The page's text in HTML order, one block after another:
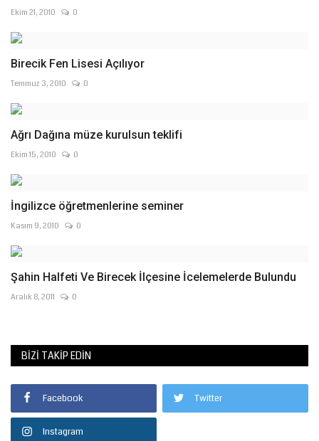
Ekim 21, 2010 0
Birecik Fen Lisesi Açılıyor
Temmuz 3, 2010 0
Ağrı Dağına müze kurulsun teklifi
Ekim 15, 2010 0
İngilizce öğretmenlerine seminer
Kasım 9, 2010 0
Şahin Halfeti Ve Birecek İlçesine İcelemelerde Bulundu
Aralık 8, 2011 0
BIZI TAKIP EDIN
Facebook Twitter
Instagram